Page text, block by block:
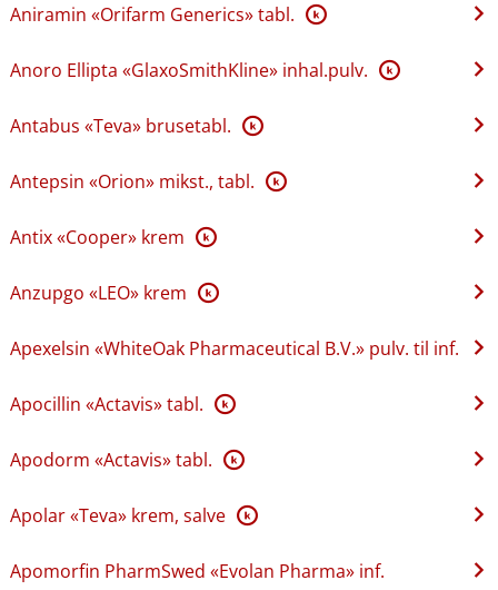
Aniramin «Orifarm Generics» tabl. K
Anoro Ellipta «GlaxoSmithKline» inhal.pulv. K
Antabus «Teva» brusetabl. K
Antepsin «Orion» mikst., tabl. K
Antix «Cooper» krem K
Anzupgo «LEO» krem K
Apexelsin «WhiteOak Pharmaceutical B.V.» pulv. til inf.
Apocillin «Actavis» tabl. K
Apodorm «Actavis» tabl. K
Apolar «Teva» krem, salve K
Apomorfin PharmSwed «Evolan Pharma» inf.